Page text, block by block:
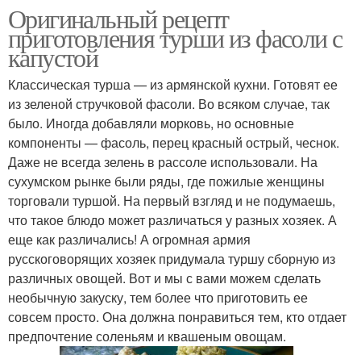
Оригинальный рецепт
приготовления турши из фасоли с
капустой
Классическая турша — из армянской кухни. Готовят ее
из зеленой стручковой фасоли. Во всяком случае, так
было. Иногда добавляли морковь, но основные
компоненты — фасоль, перец красный острый, чеснок.
Даже не всегда зелень в рассоле использовали. На
сухумском рынке были ряды, где пожилые женщины
торговали туршой. На первый взгляд и не подумаешь,
что такое блюдо может различаться у разных хозяек. А
еще как различались! А огромная армия
русскоговорящих хозяек придумала туршу сборную из
различных овощей. Вот и мы с вами можем сделать
необычную закуску, тем более что приготовить ее
совсем просто. Она должна понравиться тем, кто отдает
предпочтение соленьям и квашеным овощам.